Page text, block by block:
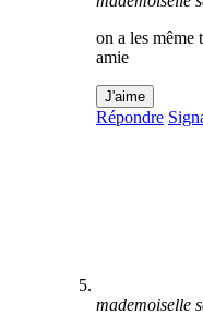
on a les même
amie
J'aime
Répondre
mademoiselle